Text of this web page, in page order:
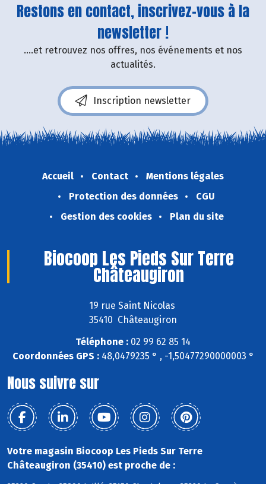
Restons en contact, inscrivez-vous à la
newsletter !
....et retrouvez nos offres, nos événements et nos
actualités.
Inscription newsletter
Accueil Contact
Mentions légales
Protection des données
CGU
Gestion des cookies
Plan du site
Biocoop Les Pieds Sur Terre
Châteaugiron
19 rue Saint Nicolas
35410 Châteaugiron
Téléphone : 02 99 62 85 14
Coordonnées GPS :48,0479235 ° , -1,50477290000003 °
Nous suivre sur
Votre magasin Biocoop Les Pieds Sur Terre
Châteaugiron (35410) est proche de :